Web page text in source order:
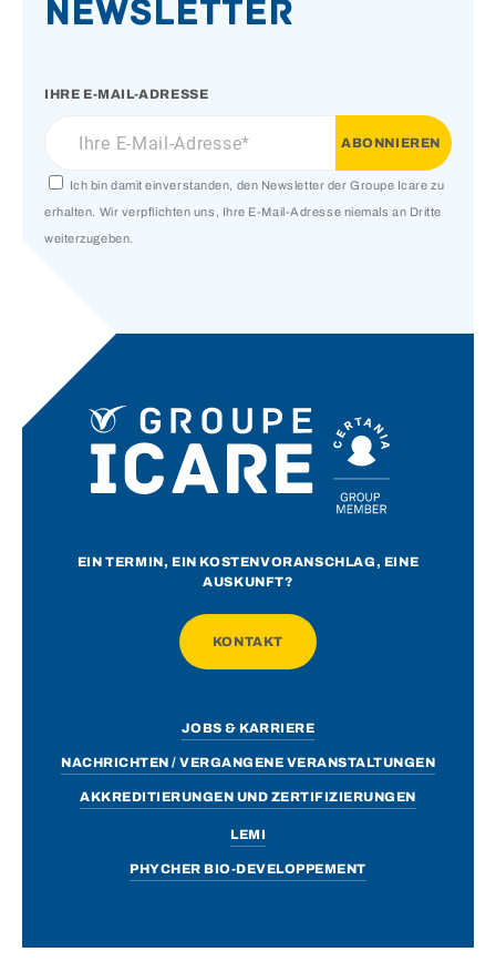
Newsletter
IHRE E-MAIL-ADRESSE
Ich bin damit einverstanden, den Newsletter der Groupe Icare zu
erhalten. Wir verpflichten uns, Ihre E-Mail-Adresse niemals an Dritte
weiterzugeben.
EIN TERMIN, EIN KOSTENVORANSCHLAG, EINE
AUSKUNFT?
KONTAKT
JOBS & KARRIERE
NACHRICHTEN / VERGANGENE VERANSTALTUNGEN
AKKREDITIERUNGEN UND ZERTIFIZIERUNGEN
LEMI
PHYCHER BIO-DEVELOPPEMENT